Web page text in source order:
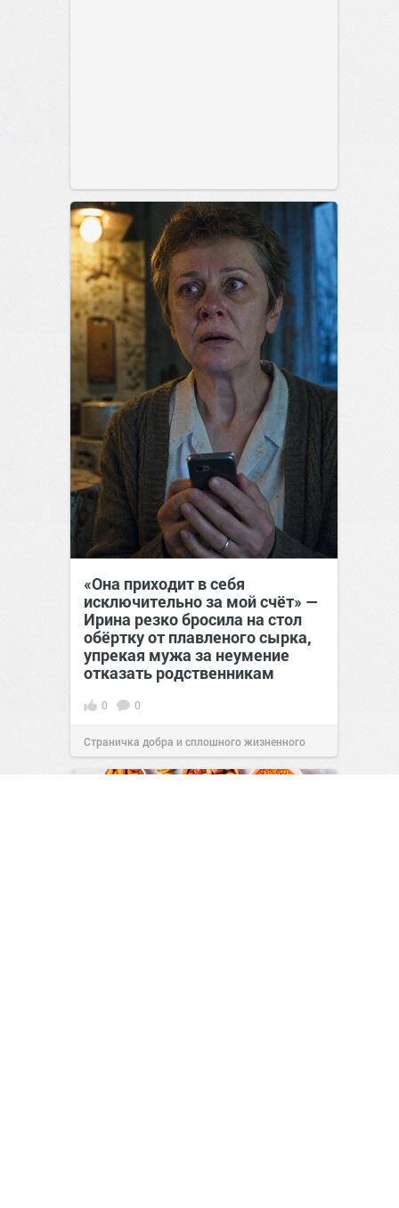
«Она приходит в себя
исключительно за мой счёт» —
Ирина резко бросила на стол
обёртку от плавленого сырка,
упрекая мужа за неумение
отказать родственникам
0 0
Страничка добра и сплошного жизненного
позитива!00:28Сегодня